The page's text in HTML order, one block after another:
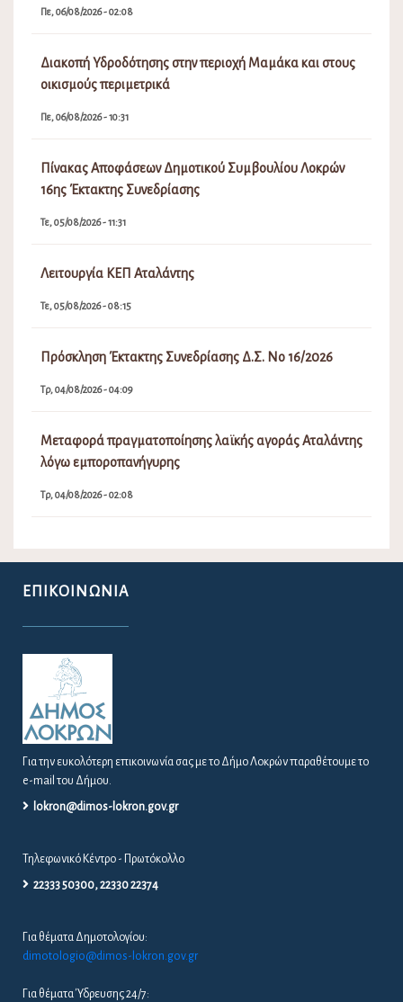
Πε, 06/08/2026 - 02:08
Διακοπή Υδροδότησης στην περιοχή Μαμάκα και στους
οικισμούς περιμετρικά
Πε, 06/08/2026 - 10:31
Πίνακας Αποφάσεων Δημοτικού Συμβουλίου Λοκρών
16ης Έκτακτης Συνεδρίασης
Τε, 05/08/2026 - 11:31
Λειτουργία ΚΕΠ Αταλάντης
Τε, 05/08/2026 - 08:15
Πρόσκληση Έκτακτης Συνεδρίασης Δ.Σ. Νο 16/2026
Τρ, 04/08/2026 - 04:09
Μεταφορά πραγματοποίησης λαϊκής αγοράς Αταλάντης
λόγω εμποροπανήγυρης
Τρ, 04/08/2026 - 02:08
ΕΠΙΚΟΙΝΩΝΊΑ
Για την ευκολότερη επικοινωνία σας με το Δήμο Λοκρών παραθέτουμε το
e-mail του Δήμου.
lokron@dimos-lokron.gov.gr
Τηλεφωνικό Κέντρο - Πρωτόκολλο
22333 50300, 22330 22374
Για θέματα Δημοτολογίου:
dimotologio@dimos-lokron.gov.gr
Για θέματα Ύδρευσης 24/7: